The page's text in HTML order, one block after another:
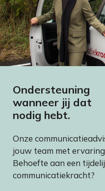
Ondersteuning
wanneer jij dat
nodig hebt.
Onze
jouw team met
Behoefte aan een
communicatiekracht?